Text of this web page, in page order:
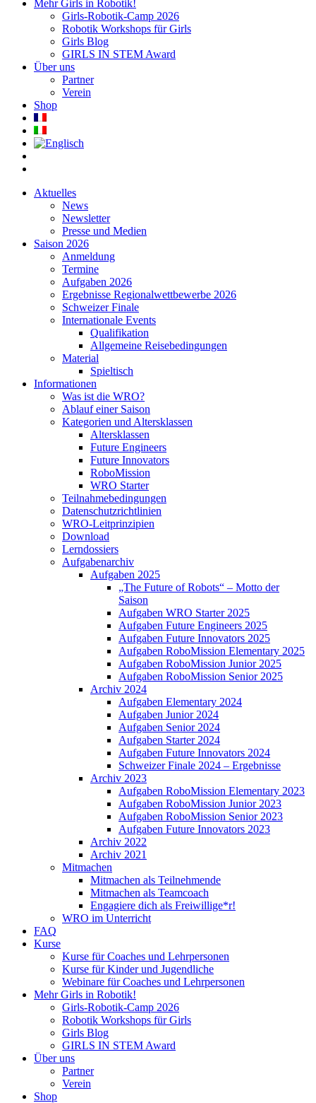
Mehr Girls in Robotik!
Girls-Robotik-Camp 2026
Robotik Workshops für Girls
Girls Blog
GIRLS IN STEM Award
Über uns
Partner
Verein
Shop
Aktuelles
News
Newsletter
Presse und Medien
Saison 2026
Anmeldung
Termine
Aufgaben 2026
Ergebnisse Regionalwettbewerbe 2026
Schweizer Finale
Internationale Events
Qualifikation
Allgemeine Reisebedingungen
Material
Spieltisch
Informationen
Was ist die WRO?
Ablauf einer Saison
Kategorien und Altersklassen
Altersklassen
Future Engineers
Future Innovators
RoboMission
WRO Starter
Teilnahmebedingungen
Datenschutzrichtlinien
WRO-Leitprinzipien
Download
Lerndossiers
Aufgabenarchiv
Aufgaben 2025
„The Future of Robots“ – Motto der
Saison
Aufgaben WRO Starter 2025
Aufgaben Future Engineers 2025
Aufgaben Future Innovators 2025
Aufgaben RoboMission Elementary 2025
Aufgaben RoboMission Junior 2025
Aufgaben RoboMission Senior 2025
Archiv 2024
Aufgaben Elementary 2024
Aufgaben Junior 2024
Aufgaben Senior 2024
Aufgaben Starter 2024
Aufgaben Future Innovators 2024
Schweizer Finale 2024 – Ergebnisse
Archiv 2023
Aufgaben RoboMission Elementary 2023
Aufgaben RoboMission Junior 2023
Aufgaben RoboMission Senior 2023
Aufgaben Future Innovators 2023
Archiv 2022
Archiv 2021
Mitmachen
Mitmachen als Teilnehmende
Mitmachen als Teamcoach
Engagiere dich als Freiwillige*r!
WRO im Unterricht
FAQ
Kurse
Kurse für Coaches und Lehrpersonen
Kurse für Kinder und Jugendliche
Webinare für Coaches und Lehrpersonen
Mehr Girls in Robotik!
Girls-Robotik-Camp 2026
Robotik Workshops für Girls
Girls Blog
GIRLS IN STEM Award
Über uns
Partner
Verein
Shop